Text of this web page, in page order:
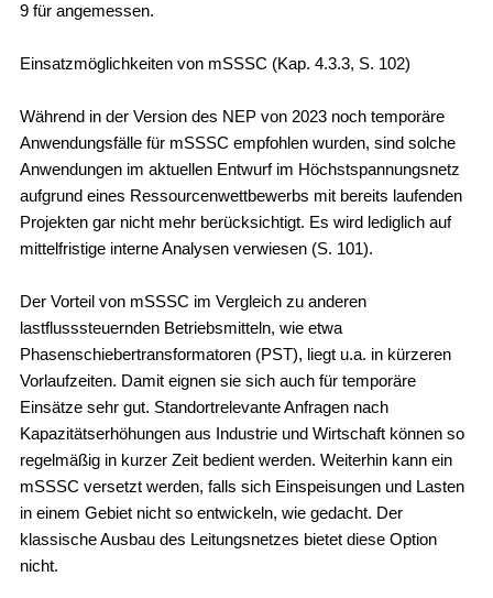
9 für angemessen.
Einsatzmöglichkeiten von mSSSC (Kap. 4.3.3, S. 102)
Während in der Version des NEP von 2023 noch temporäre
Anwendungsfälle für mSSSC empfohlen wurden, sind solche
Anwendungen im aktuellen Entwurf im Höchstspannungsnetz
aufgrund eines Ressourcenwettbewerbs mit bereits laufenden
Projekten gar nicht mehr berücksichtigt. Es wird lediglich auf
mittelfristige interne Analysen verwiesen (S. 101).
Der Vorteil von mSSSC im Vergleich zu anderen
lastflusssteuernden Betriebsmitteln, wie etwa
Phasenschiebertransformatoren (PST), liegt u.a. in kürzeren
Vorlaufzeiten. Damit eignen sie sich auch für temporäre
Einsätze sehr gut. Standortrelevante Anfragen nach
Kapazitätserhöhungen aus Industrie und Wirtschaft können so
regelmäßig in kurzer Zeit bedient werden. Weiterhin kann ein
mSSSC versetzt werden, falls sich Einspeisungen und Lasten
in einem Gebiet nicht so entwickeln, wie gedacht. Der
klassische Ausbau des Leitungsnetzes bietet diese Option
nicht.